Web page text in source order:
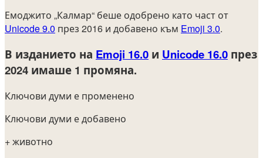
Емоджито „Калмар“ беше одобрено като част от
Unicode 9.0 през 2016 и добавено към Emoji 3.0.
В изданието на Emoji 16.0 и Unicode 16.0 през
2024 имаше 1 промяна.
Ключови думи е променено
Ключови думи е добавено
+ животно